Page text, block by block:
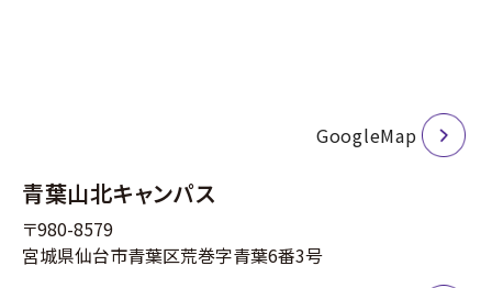
GoogleMap
青葉山北キャンパス
〒980-8579
宮城県仙台市青葉区荒巻字青葉6番3号